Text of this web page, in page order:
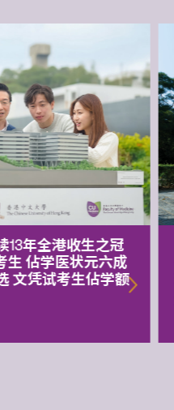
13年全港收生之冠
生 佔学医状元六成
文凭试考生佔学额